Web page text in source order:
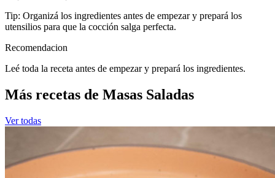
Tip: Organizá los ingredientes antes de empezar y prepará los
utensilios para que la cocción salga perfecta.
Recomendacion
Leé toda la receta antes de empezar y prepará los ingredientes.
Más recetas de Masas Saladas
Ver todas